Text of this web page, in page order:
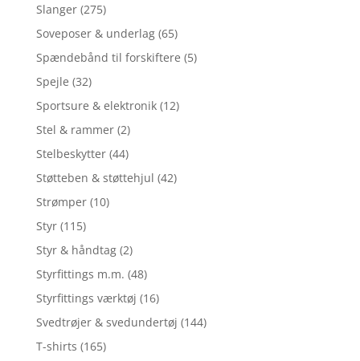
Slanger (275)
Soveposer & underlag (65)
Spændebånd til forskiftere (5)
Spejle (32)
Sportsure & elektronik (12)
Stel & rammer (2)
Stelbeskytter (44)
Støtteben & støttehjul (42)
Strømper (10)
Styr (115)
Styr & håndtag (2)
Styrfittings m.m. (48)
Styrfittings værktøj (16)
Svedtrøjer & svedundertøj (144)
T-shirts (165)